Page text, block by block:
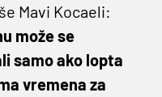
Mavi Kocaeli:
može se
samo ako lopta
vremena za